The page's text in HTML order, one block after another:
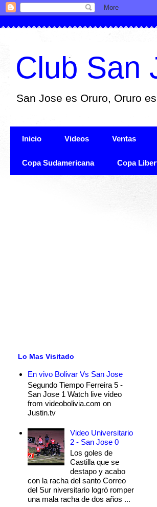
Club San
San Jose es Oruro, Oruro
Inicio Videos Ventas
Copa Sudamericana Copa
Lo Mas Visitado
En vivo Bolivar Vs San Jose
Segundo Tiempo Ferreira 5 -
San Jose 1 Watch live video
from videobolivia.com on
Justin.tv
Video Universitario
2 - San Jose 0
Los goles de
Castilla que se
destapo y acabo
con la racha del santo Correo
del Sur niversitario logró romper
una mala racha de dos años ...